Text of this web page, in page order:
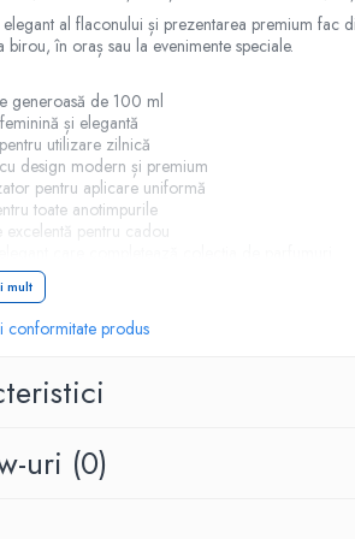
al flaconului și prezentarea premium fac
birou, în oraș sau la evenimente speciale.
generoasă de 100 ml
și elegantă
utilizare zilnică
design modern și premium
pentru aplicare uniformă
toate anotimpurile
excelentă pentru cadou
parfum care îmbină eleganța, feminitatea și
referințe descriptive privind stilul olfactiv,
de mărcile menționate și nu pretind a fi
mult
conformitate produs
uri (0)